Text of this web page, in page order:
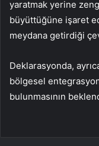
yaratmak yerine
büyüttüğüne işaret
meydana getirdiği
Deklarasyonda,
bölgesel
bulunmasının